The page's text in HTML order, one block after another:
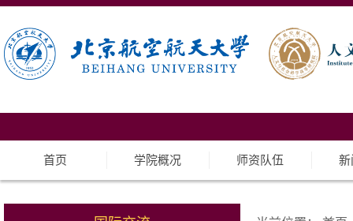
首页 学院概况 师资队伍 新